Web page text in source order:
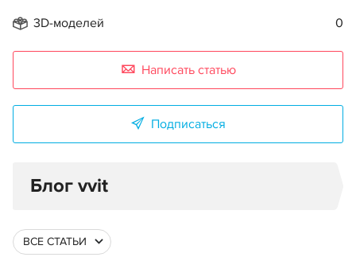
3D-моделей 0
Написать статью
Подписаться
Блог vvit
ВСЕ СТАТЬИ